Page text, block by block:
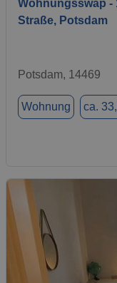
Wohnungsswap -
Straße, Potsdam
Potsdam, 14469
Wohnung ca.